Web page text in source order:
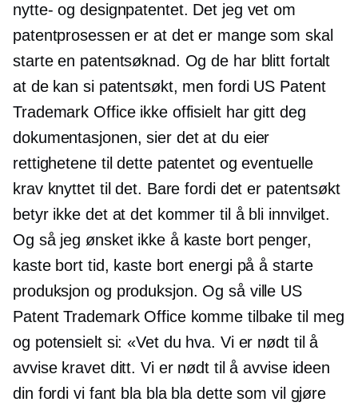
nytte- og designpatentet. Det jeg vet om
patentprosessen er at det er mange som skal
starte en patentsøknad. Og de har blitt fortalt
at de kan si patentsøkt, men fordi US Patent
Trademark Office ikke offisielt har gitt deg
dokumentasjonen, sier det at du eier
rettighetene til dette patentet og eventuelle
krav knyttet til det. Bare fordi det er patentsøkt
betyr ikke det at det kommer til å bli innvilget.
Og så jeg ønsket ikke å kaste bort penger,
kaste bort tid, kaste bort energi på å starte
produksjon og produksjon. Og så ville US
Patent Trademark Office komme tilbake til meg
og potensielt si: «Vet du hva. Vi er nødt til å
avvise kravet ditt. Vi er nødt til å avvise ideen
din fordi vi fant bla bla bla dette som vil gjøre